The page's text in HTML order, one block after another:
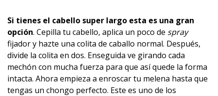
Si tienes el cabello super largo esta es una gran
opción. Cepilla tu cabello, aplica un poco de spray
fijador y hazte una colita de caballo normal. Después,
divide la colita en dos. Enseguida ve girando cada
mechón con mucha fuerza para que así quede la forma
intacta. Ahora empieza a enroscar tu melena hasta que
tengas un chongo perfecto. Este es uno de los